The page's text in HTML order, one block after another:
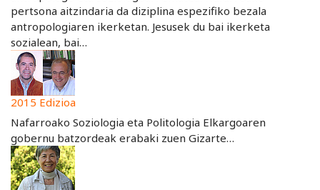
pertsona aitzindaria da diziplina espezifiko bezala
antropologiaren ikerketan. Jesusek du bai ikerketa
sozialean, bai…
2015 Edizioa
Nafarroako Soziologia eta Politologia Elkargoaren
gobernu batzordeak erabaki zuen Gizarte…